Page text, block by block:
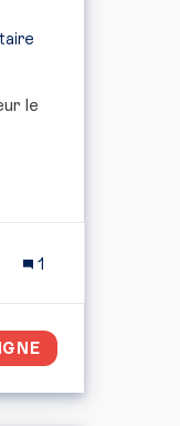
DE CANNABIS
le
1